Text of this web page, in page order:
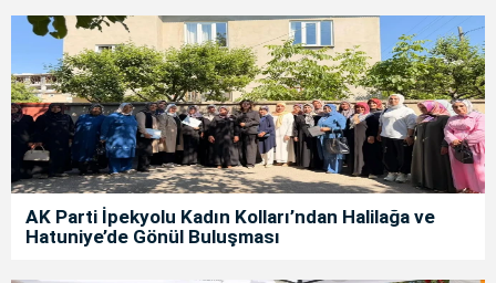
AK Parti İpekyolu Kadın Kolları’ndan Halilağa ve
Hatuniye’de Gönül Buluşması